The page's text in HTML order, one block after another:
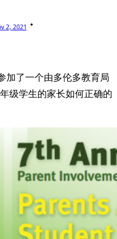
2, 2021
加了一个由多伦多教育局
级学生的家长如何正确的